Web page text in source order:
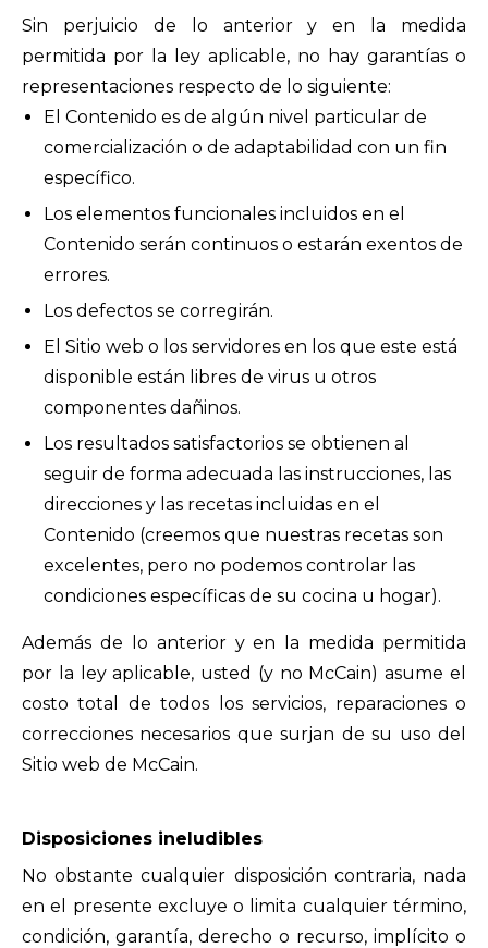
Sin perjuicio de lo anterior y en la medida
permitida por la ley aplicable, no hay garantías o
representaciones respecto de lo siguiente:
El Contenido es de algún nivel particular de
comercialización o de adaptabilidad con un fin
específico.
Los elementos funcionales incluidos en el
Contenido serán continuos o estarán exentos de
errores.
Los defectos se corregirán.
El Sitio web o los servidores en los que este está
disponible están libres de virus u otros
componentes dañinos.
Los resultados satisfactorios se obtienen al
seguir de forma adecuada las instrucciones, las
direcciones y las recetas incluidas en el
Contenido (creemos que nuestras recetas son
excelentes, pero no podemos controlar las
condiciones específicas de su cocina u hogar).
Además de lo anterior y en la medida permitida
por la ley aplicable, usted (y no McCain) asume el
costo total de todos los servicios, reparaciones o
correcciones necesarios que surjan de su uso del
Sitio web de McCain.
Disposiciones ineludibles
No obstante cualquier disposición contraria, nada
en el presente excluye o limita cualquier término,
condición, garantía, derecho o recurso, implícito o